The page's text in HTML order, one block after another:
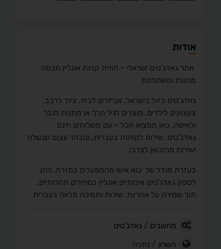
אודות
אתר גאדג'טים ישראלי – חוויית קניות אונליין חכמה,
מגוונת ומשתלמת
גאדג'טים בזול בישראל, אביזרים לבית, ציוד לרכב,
צעצועים לילדים, מוצרים לגיל הרך או מתנות לגבר
ולאישה, כאן תמצאו הכל – עם משלוחים חינם
גאדג'טים, שירות לקוחות בעברית, ומבחר עצום שנשלח
ישירות מהיבואן לצרכן.
בעזרת מודל של יבוא אישי מהמפעלים במזרח, ניתן
לספק גאדג'טים איכותיים אונליין במחירים תחרותיים,
תוך שמירה על אחריות, שירות ותמיכה מלאה בעברית.
מחשבים / גאדג'טים
השרון / נתניה